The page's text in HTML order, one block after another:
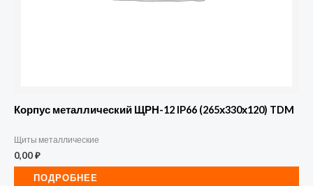
Корпус металлический ЩРН-12 IP66 (265х330х120) TDM
Щиты металлические
0,00₽
ПОДРОБНЕЕ